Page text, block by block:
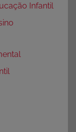
Infantil